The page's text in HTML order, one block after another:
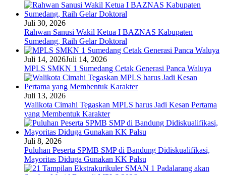
Juli 30, 2026
Rahwan Sanusi Wakil Ketua I BAZNAS Kabupaten
Sumedang, Raih Gelar Doktoral
Juli 14, 2026Juli 14, 2026
MPLS SMKN 1 Sumedang Cetak Generasi Panca Waluya
Juli 13, 2026
Walikota Cimahi Tegaskan MPLS harus Jadi Kesan Pertama
yang Membentuk Karakter
Juli 8, 2026
Puluhan Peserta SPMB SMP di Bandung Didiskualifikasi,
Mayoritas Diduga Gunakan KK Palsu